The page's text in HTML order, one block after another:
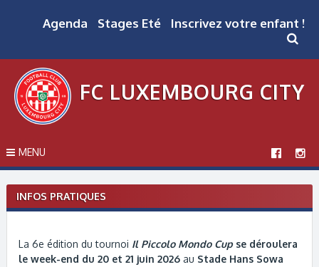
Agenda Stages Eté Inscrivez votre enfant !
FC LUXEMBOURG CITY
MENU
INFOS PRATIQUES
La 6e édition du tournoi Il Piccolo Mondo Cupse déroulera
le week-end du 20 et 21 juin 2026au Stade Hans Sowa